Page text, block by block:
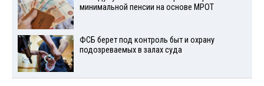
минимальной пенсии на основе МРОТ
ФСБ берет под контроль быт и охрану
подозреваемых в залах суда